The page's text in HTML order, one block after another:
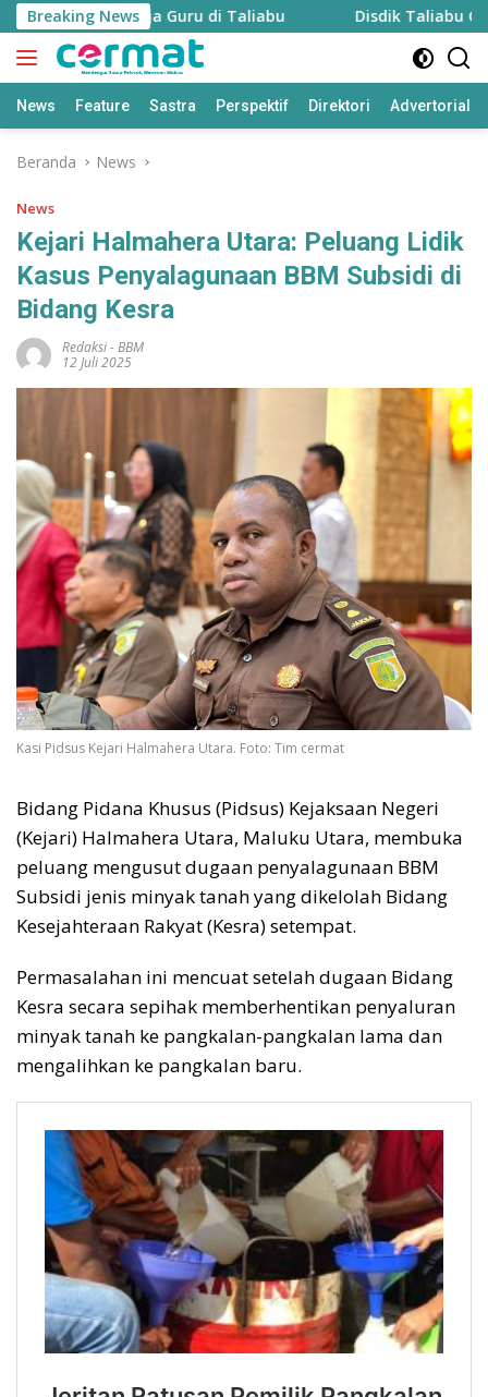
Langsung
ke
konten
Breaking News
Kinerja Guru di Taliabu Disdik Taliabu Gagas
News Feature Sastra Perspektif Direktori Advertorial
Beranda News
News
Kejari Halmahera Utara: Peluang Lidik
Kasus Penyalagunaan BBM Subsidi di
Bidang Kesra
Redaksi-BBM
12 Juli 2025
Kasi Pidsus Kejari Halmahera Utara. Foto: Tim cermat
Bidang Pidana Khusus (Pidsus) Kejaksaan Negeri
(Kejari) Halmahera Utara, Maluku Utara, membuka
peluang mengusut dugaan penyalagunaan BBM
Subsidi jenis minyak tanah yang dikelolah Bidang
Kesejahteraan Rakyat (Kesra) setempat.
Permasalahan ini mencuat setelah dugaan Bidang
Kesra secara sepihak memberhentikan penyaluran
minyak tanah ke pangkalan-pangkalan lama dan
mengalihkan ke pangkalan baru.